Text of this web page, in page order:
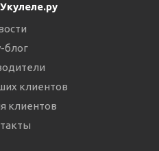
блог
клиентов
клиентов